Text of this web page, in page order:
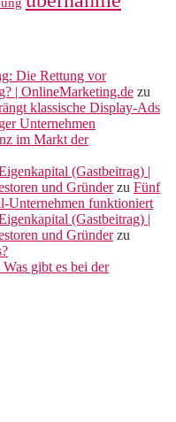
Die Rettung vor
| OnlineMarketing.de zu
klassische Display-Ads
Unternehmen
im Markt der
(Gastbeitrag) |
und Gründerzu Fünf
Unternehmen funktioniert
(Gastbeitrag) |
und Gründerzu
gibt es bei der